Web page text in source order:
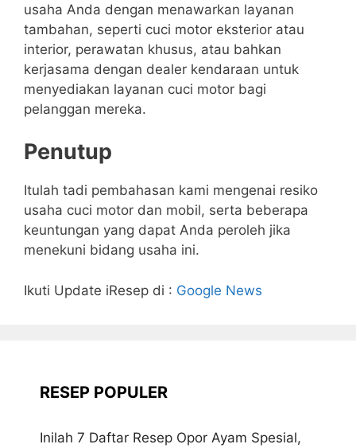
usaha Anda dengan menawarkan layanan
tambahan, seperti cuci motor eksterior atau
interior, perawatan khusus, atau bahkan
kerjasama dengan dealer kendaraan untuk
menyediakan layanan cuci motor bagi
pelanggan mereka.
Penutup
Itulah tadi pembahasan kami mengenai resiko
usaha cuci motor dan mobil, serta beberapa
keuntungan yang dapat Anda peroleh jika
menekuni bidang usaha ini.
Ikuti Update iResep di : Google News
RESEP POPULER
Inilah 7 Daftar Resep Opor Ayam Spesial,